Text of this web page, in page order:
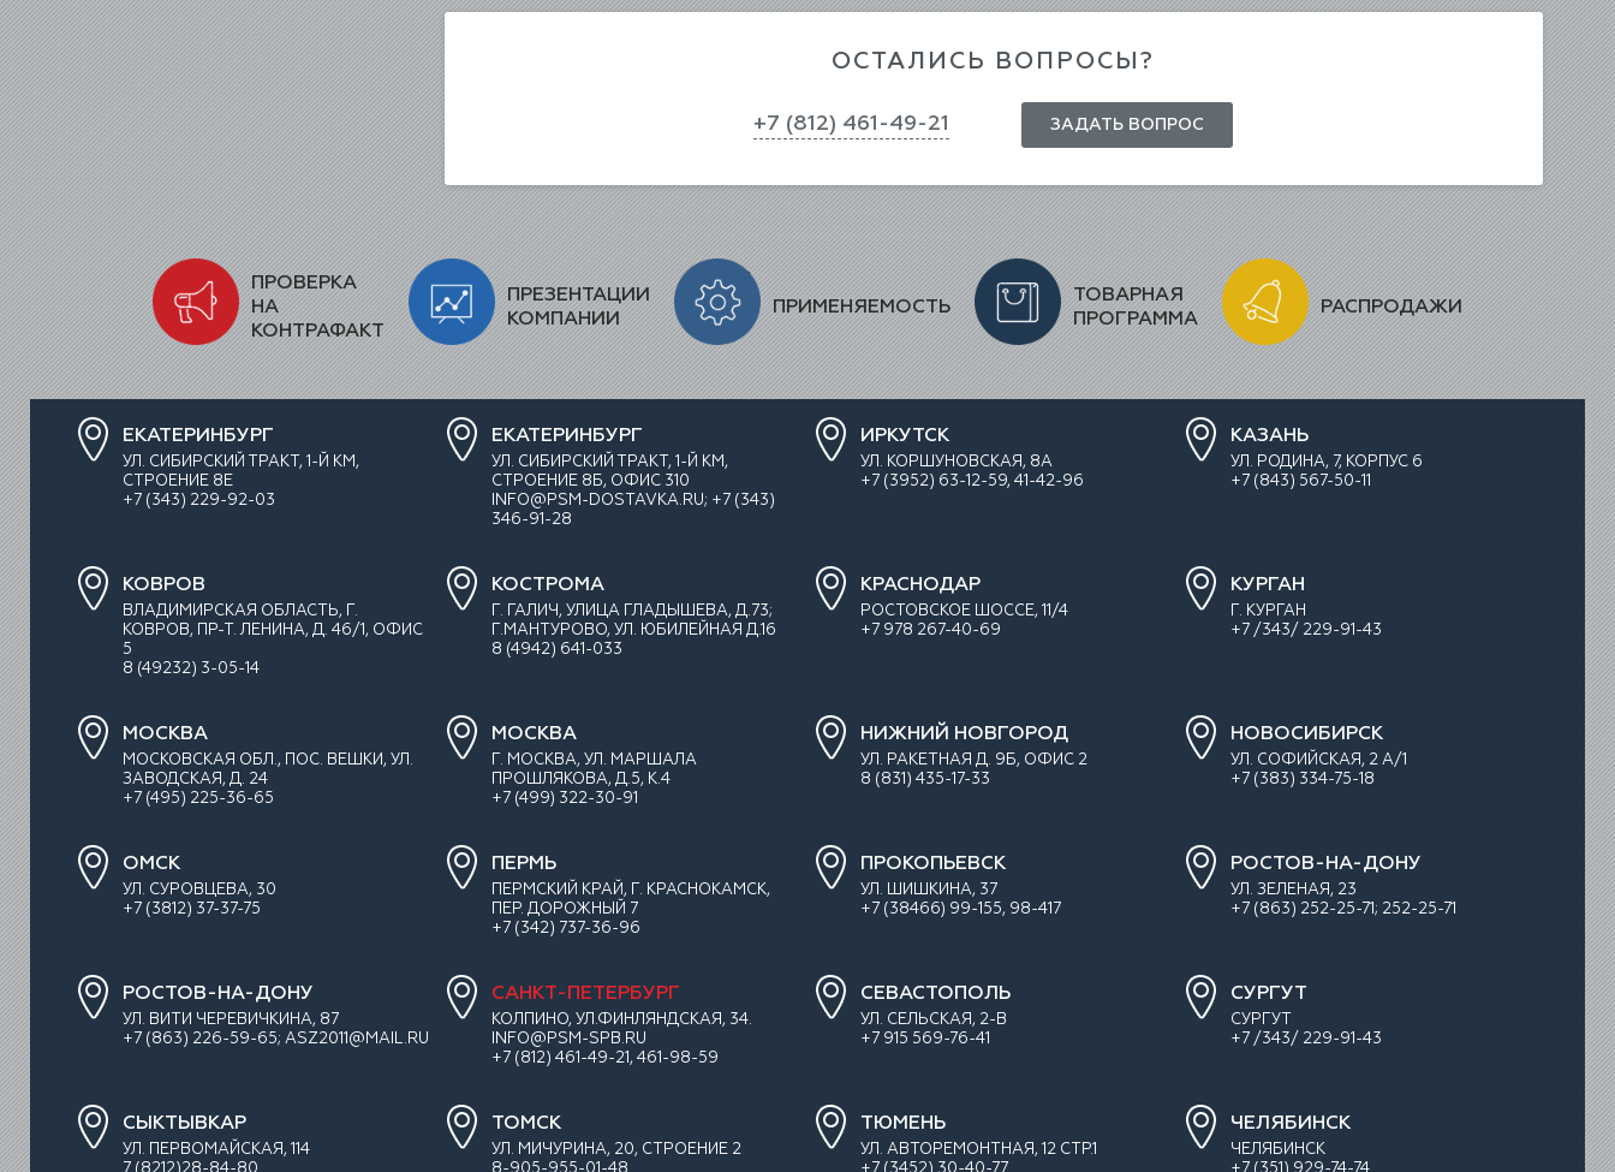
ОСТАЛИСЬ ВОПРОСЫ?
+7 (812) 461-49-21 ЗАДАТЬ ВОПРОС
ПРОВЕРКА
НА
КОНТРАФАКТ
ПРЕЗЕНТАЦИИ
КОМПАНИИ
ПРИМЕНЯЕМОСТЬ
ТОВАРНАЯ
ПРОГРАММА
РАСПРОДАЖИ
ЕКАТЕРИНБУРГ
УЛ. СИБИРСКИЙ ТРАКТ, 1-Й КМ,
СТРОЕНИЕ 8Е
+7 (343) 229-92-03
ЕКАТЕРИНБУРГ
УЛ. СИБИРСКИЙ ТРАКТ, 1-Й КМ,
СТРОЕНИЕ 8Б, ОФИС 310
INFO@PSM-DOSTAVKA.RU; +7 (343)
346-91-28
ИРКУТСК
УЛ. КОРШУНОВСКАЯ, 8А
+7 (3952) 63-12-59, 41-42-96
КАЗАНЬ
УЛ. РОДИНА, 7, КОРПУС 6
+7 (843) 567-50-11
КОВРОВ
ВЛАДИМИРСКАЯ ОБЛАСТЬ, Г.
КОВРОВ, ПР-Т. ЛЕНИНА, Д. 46/1, ОФИС
5
8 (49232) 3-05-14
КОСТРОМА
Г. ГАЛИЧ, УЛИЦА ГЛАДЫШЕВА, Д.73;
Г.МАНТУРОВО, УЛ. ЮБИЛЕЙНАЯ Д.16
8 (4942) 641-033
КРАСНОДАР
РОСТОВСКОЕ ШОССЕ, 11/4
+7 978 267-40-69
КУРГАН
Г. КУРГАН
+7 /343/ 229-91-43
МОСКВА
МОСКОВСКАЯ ОБЛ., ПОС. ВЕШКИ, УЛ.
ЗАВОДСКАЯ, Д. 24
+7 (495) 225-36-65
МОСКВА
Г. МОСКВА, УЛ. МАРШАЛА
ПРОШЛЯКОВА, Д.5, К.4
+7 (499) 322-30-91
НИЖНИЙ НОВГОРОД
УЛ. РАКЕТНАЯ Д. 9Б, ОФИС 2
8 (831) 435-17-33
НОВОСИБИРСК
УЛ. СОФИЙСКАЯ, 2 А/1
+7 (383) 334-75-18
ОМСК
УЛ. СУРОВЦЕВА, 30
+7 (3812) 37-37-75
ПЕРМЬ
ПЕРМСКИЙ КРАЙ, Г. КРАСНОКАМСК,
ПЕР. ДОРОЖНЫЙ 7
+7 (342) 737-36-96
ПРОКОПЬЕВСК
УЛ. ШИШКИНА, 37
+7 (38466) 99-155, 98-417
РОСТОВ-НА-ДОНУ
УЛ. ЗEЛEНAЯ, 23
+7 (863) 252-25-71; 252-25-71
РОСТОВ-НА-ДОНУ
УЛ. ВИТИ ЧЕРЕВИЧКИНА, 87
+7 (863) 226-59-65; ASZ2011@MAIL.RU
САНКТ-ПЕТЕРБУРГ
КОЛПИНО, УЛ.ФИНЛЯНДСКАЯ, 34.
INFO@PSM-SPB.RU
+7 (812) 461-49-21, 461-98-59
СЕВАСТОПОЛЬ
УЛ. СЕЛЬСКАЯ, 2-В
+7 915 569-76-41
СУРГУТ
СУРГУТ
+7 /343/ 229-91-43
СЫКТЫВКАР
УЛ. ПЕРВОМАЙСКАЯ, 114
ТОМСК
УЛ. МИЧУРИНА, 20, СТРОЕНИЕ 2
ТЮМЕНЬ
УЛ. АВТОРЕМОНТНАЯ, 12 СТР.1
ЧЕЛЯБИНСК
ЧЕЛЯБИНСК